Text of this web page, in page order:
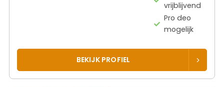
vrijblijvend
Pro deo
mogelijk
BEKIJK PROFIEL